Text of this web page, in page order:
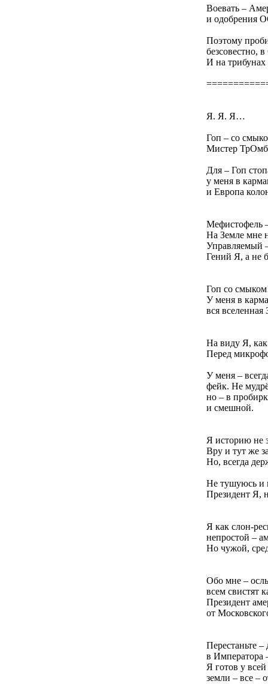
Воевать –
и одобрения
Поэтому
безсовестно,
И на
Я. Я. Я…
Гоп – со
Мистер ТрОмб
Для – Гоп
у меня в
и Европа
Мефистофель
На Земле мне
Управляемый
Гений Я, а не
Гоп со
У меня в
вся вселенная
На виду Я,
Перед
У меня –
фейк. Не
но – в
и смешной.
Я историю не
Вру и тут же
Но, всегда
Не тушуюсь и
Президент Я,
Я как слон-
непростой –
Но чужой,
Обо мне –
всем свистят
Президент
от
Перестаньте
в Императора
Я готов у
земли – все –